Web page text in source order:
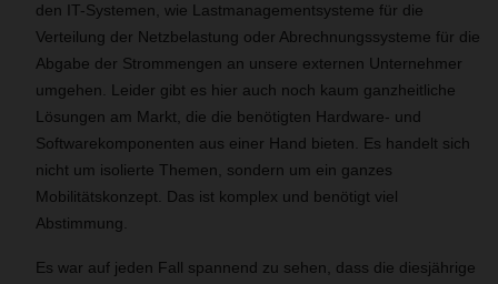
den IT-Systemen, wie Lastmanagementsysteme für die
Verteilung der Netzbelastung oder Abrechnungssysteme für die
Abgabe der Strommengen an unsere externen Unternehmer
umgehen. Leider gibt es hier auch noch kaum ganzheitliche
Lösungen am Markt, die die benötigten Hardware- und
Softwarekomponenten aus einer Hand bieten. Es handelt sich
nicht um isolierte Themen, sondern um ein ganzes
Mobilitätskonzept. Das ist komplex und benötigt viel
Abstimmung.
Es war auf jeden Fall spannend zu sehen, dass die diesjährige